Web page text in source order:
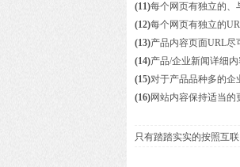
(11)每个网页有独立的、
(12)每个网页有独立的
(13)产品内容页面URL尽
(14)产品/企业新闻详细
(15)对于产品品种多的企
(16)网站内容保持适当的
只有踏踏实实的按照互